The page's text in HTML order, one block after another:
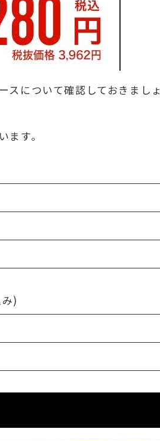
について確認しておきましょ
ます。
)